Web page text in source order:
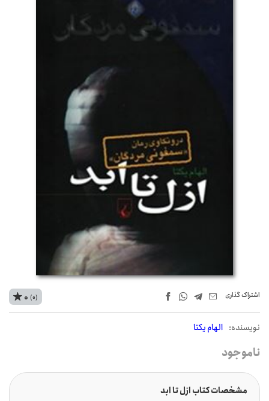
اشتراک‌ گذاری
نويسنده: الهام یکتا
0 (0)
ناموجود
مشخصات کتاب ازل تا ابد